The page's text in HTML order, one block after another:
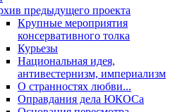
предыдущего проекта
Крупные мероприятия
консервативного толка
Курьезы
Национальная идея,
антивестернизм, империализм
О странностях любви...
Оправдания дела ЮКОСа